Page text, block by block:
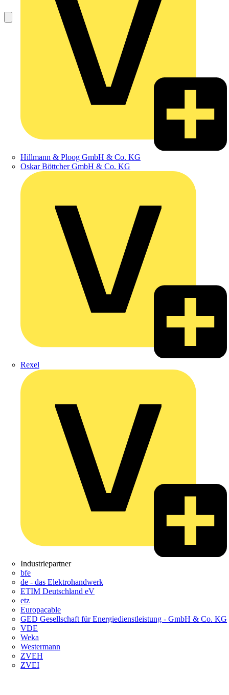
Hillmann & Ploog GmbH & Co. KG
Oskar Böttcher GmbH & Co. KG
Rexel
Industriepartner
bfe
de - das Elektrohandwerk
ETIM Deutschland eV
etz
Europacable
GED Gesellschaft für Energiedienstleistung - GmbH & Co. KG
VDE
Weka
Westermann
ZVEH
ZVEI